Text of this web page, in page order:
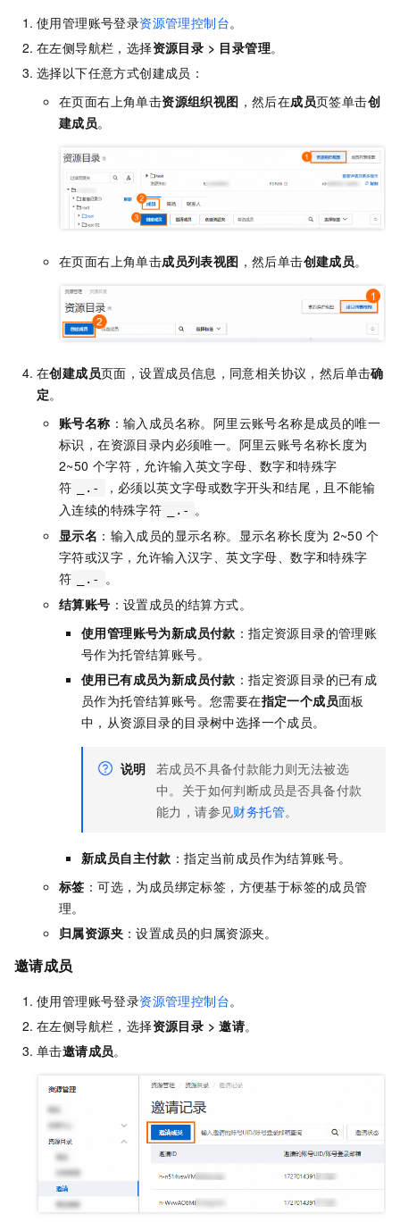
使用管理账号登录资源管理控制台。
在左侧导航栏，选择资源目录 > 目录管理。
选择以下任意方式创建成员：
在页面右上角单击资源组织视图 ，然后在成员页签单击创
建成员。
在页面右上角单击成员列表视图 ，然后单击创建成员。
在创建成员页面，设置成员信息， 同意相关协议，然后单击确
定。
账号名称 ：输入成员名称。阿里云账号名称是成员的唯一
标识，在资源目录内必须唯一。阿里云账号名称长度为
2~50 个字符，允许输入英文字母、数字和特殊字
符
_.-
，必须以英文字母或数字开头和结尾，且不能输
入连续的特殊字符
_.- 。
显示名 ：输入成员的显示名称。显示名称长度为 2~50 个
字符或汉字，允许输入汉字、英文字母、数字和特殊字
符
_.-
。
结算账号 ：设置成员的结算方式。
使用管理账号为新成员付款 ：指定资源目录的管理账
号作为托管结算账号。
使用已有成员为新成员付款 ：指定资源目录的已有成
员作为托管结算账号。您需要在指定一个成员面板
中，从资源目录的目录树中选择一个成员。
说明 若成员不具备付款能力则无法被选
中。关于如何判断成员是否具备付款
能力，请参见财务托管。
新成员自主付款 ：指定当前成员作为结算账号。
标签 ：可选，为成员绑定标签，方便基于标签的成员管
理。
归属资源夹 ：设置成员的归属资源夹。
邀请成员
使用管理账号登录资源管理控制台。
在左侧导航栏，选择资源目录 >邀请。
单击邀请成员。